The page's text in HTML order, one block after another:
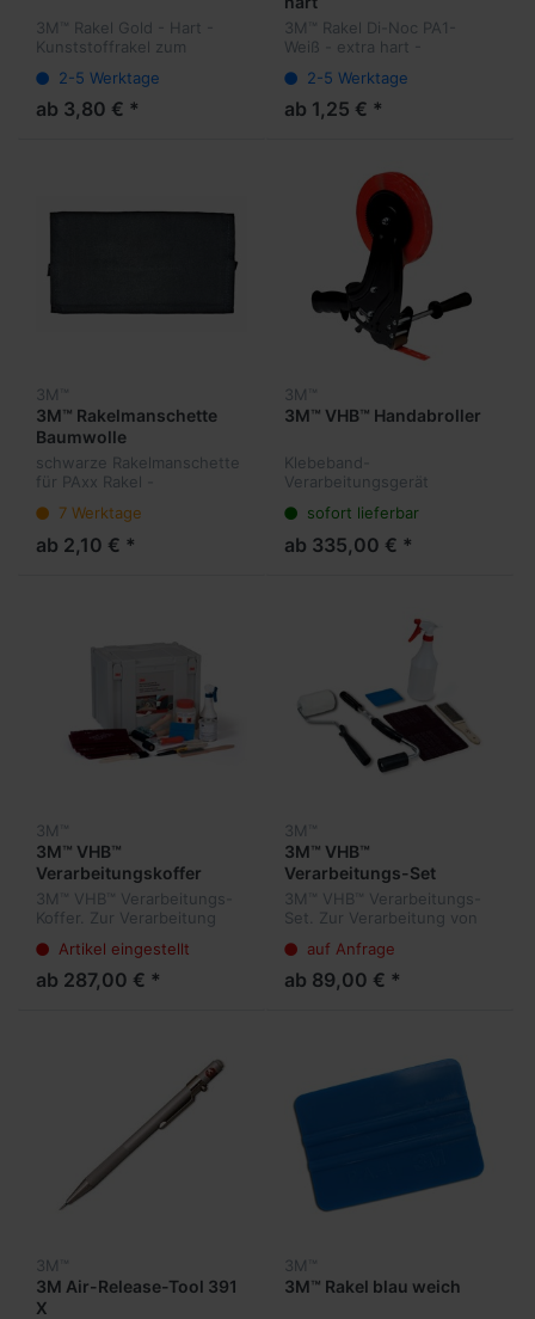
3M™ Rakel Gold - Hart -
Kunststoffrakel zum
an die Oberflächenkonturen
insbesondere im Bereich
von Ecken und Kanten.
2-5 Werktage
ab 3,80 € *
3M™ Rakel Di-Noc PA1-
Weiß - extra hart -
Anpassen des Klebebandes
an die Oberflächenkonturen
insbesondere im Bereich
2-5 Werktage
ab 1,25 € *
3M™
3M™ Rakelmanschette
Baumwolle
schwarze Rakelmanschette
für PAxx Rakel -
7 Werktage
ab 2,10 € *
3M™
3M™ VHB™ Handabroller
Klebeband-
Verarbeitungsgerät
doppelseitige und
einseitige Klebebänder,
Auftragshilfe für 3M™ VHB™
sofort lieferbar
ab 335,00 € *
3M™
3M™ VHB™
Verarbeitungskoffer
3M™ VHB™ Verarbeitungs-
Koffer. Zur Verarbeitung
Klebebändern. Zur
optimalen Vorbehandlung
der Klebe- und Oberfläche.
Artikel eingestellt
ab 287,00 € *
3M™
3M™ VHB™
Verarbeitungs-Set
3M™ VHB™ Verarbeitungs-
Set. Zur Verarbeitung von
sowie 3M Hochleistungs-
Dichtbändern 4411 und
auf Anfrage
ab 89,00 € *
3M™
3M Air-Release-Tool 391
X
3M™
3M™ Rakel blau weich